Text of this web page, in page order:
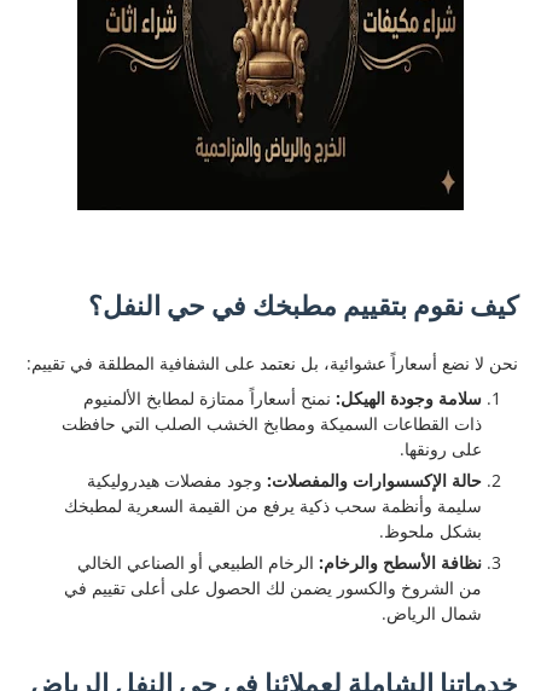
كيف نقوم بتقييم مطبخك في حي النفل؟
نحن لا نضع أسعاراً عشوائية، بل نعتمد على الشفافية المطلقة في تقييم:
سلامة وجودة الهيكل:نمنح أسعاراً ممتازة لمطابخ الألمنيوم
ذات القطاعات السميكة ومطابخ الخشب الصلب التي حافظت
على رونقها.
حالة الإكسسوارات والمفصلات:وجود مفصلات هيدروليكية
سليمة وأنظمة سحب ذكية يرفع من القيمة السعرية لمطبخك
بشكل ملحوظ.
نظافة الأسطح والرخام:الرخام الطبيعي أو الصناعي الخالي
من الشروخ والكسور يضمن لك الحصول على أعلى تقييم في
شمال الرياض.